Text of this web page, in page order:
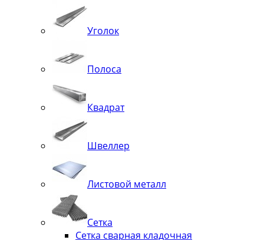
Уголок
Полоса
Квадрат
Швеллер
Листовой металл
Сетка
Сетка сварная кладочная